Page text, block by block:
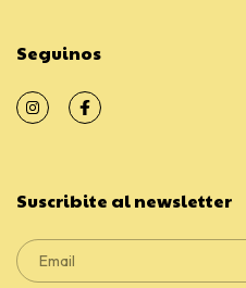
Seguinos
Suscribite al newsletter